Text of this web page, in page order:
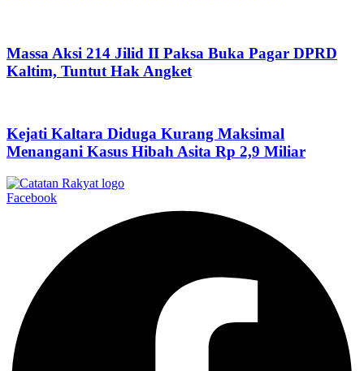
Massa Aksi 214 Jilid II Paksa Buka Pagar DPRD
Kaltim, Tuntut Hak Angket
Kejati Kaltara Diduga Kurang Maksimal
Menangani Kasus Hibah Asita Rp 2,9 Miliar
Facebook